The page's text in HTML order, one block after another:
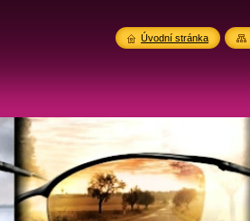
Úvodní stránka